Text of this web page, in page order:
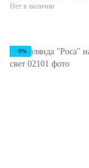
Нет в наличии
−8%